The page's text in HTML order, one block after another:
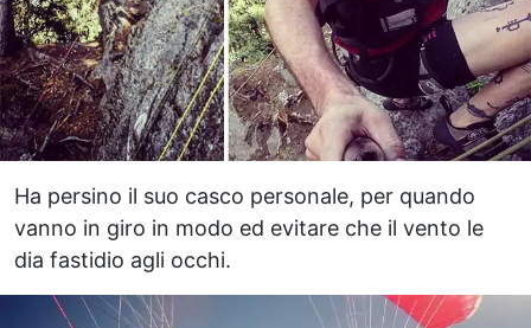
Ha persino il suo casco personale, per quando
vanno in giro in modo ed evitare che il vento le
dia fastidio agli occhi.